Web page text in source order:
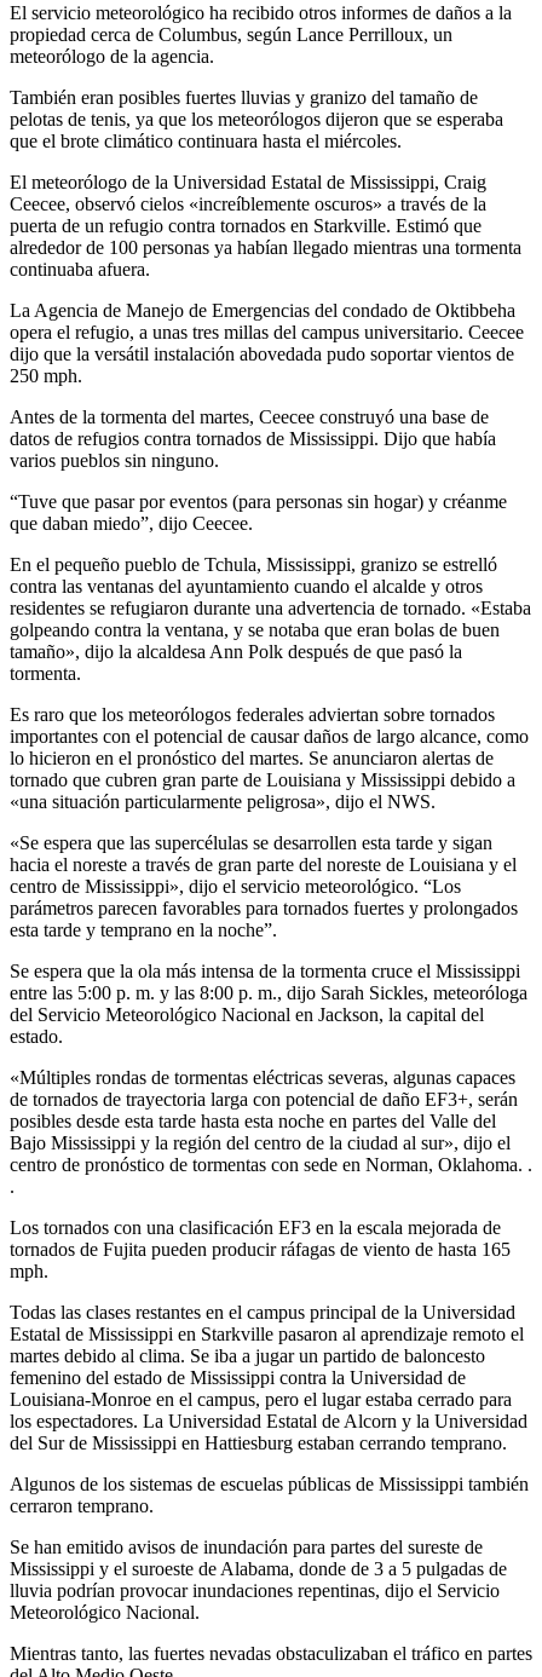
El servicio meteorológico ha recibido otros informes de daños a la
propiedad cerca de Columbus, según Lance Perrilloux, un
meteorólogo de la agencia.
También eran posibles fuertes lluvias y granizo del tamaño de
pelotas de tenis, ya que los meteorólogos dijeron que se esperaba
que el brote climático continuara hasta el miércoles.
El meteorólogo de la Universidad Estatal de Mississippi, Craig
Ceecee, observó cielos «increíblemente oscuros» a través de la
puerta de un refugio contra tornados en Starkville. Estimó que
alrededor de 100 personas ya habían llegado mientras una tormenta
continuaba afuera.
La Agencia de Manejo de Emergencias del condado de Oktibbeha
opera el refugio, a unas tres millas del campus universitario. Ceecee
dijo que la versátil instalación abovedada pudo soportar vientos de
250 mph.
Antes de la tormenta del martes, Ceecee construyó una base de
datos de refugios contra tornados de Mississippi. Dijo que había
varios pueblos sin ninguno.
“Tuve que pasar por eventos (para personas sin hogar) y créanme
que daban miedo”, dijo Ceecee.
En el pequeño pueblo de Tchula, Mississippi, granizo se estrelló
contra las ventanas del ayuntamiento cuando el alcalde y otros
residentes se refugiaron durante una advertencia de tornado. «Estaba
golpeando contra la ventana, y se notaba que eran bolas de buen
tamaño», dijo la alcaldesa Ann Polk después de que pasó la
tormenta.
Es raro que los meteorólogos federales adviertan sobre tornados
importantes con el potencial de causar daños de largo alcance, como
lo hicieron en el pronóstico del martes. Se anunciaron alertas de
tornado que cubren gran parte de Louisiana y Mississippi debido a
«una situación particularmente peligrosa», dijo el NWS.
«Se espera que las supercélulas se desarrollen esta tarde y sigan
hacia el noreste a través de gran parte del noreste de Louisiana y el
centro de Mississippi», dijo el servicio meteorológico. “Los
parámetros parecen favorables para tornados fuertes y prolongados
esta tarde y temprano en la noche”.
Se espera que la ola más intensa de la tormenta cruce el Mississippi
entre las 5:00 p. m. y las 8:00 p. m., dijo Sarah Sickles, meteoróloga
del Servicio Meteorológico Nacional en Jackson, la capital del
estado.
«Múltiples rondas de tormentas eléctricas severas, algunas capaces
de tornados de trayectoria larga con potencial de daño EF3+, serán
posibles desde esta tarde hasta esta noche en partes del Valle del
Bajo Mississippi y la región del centro de la ciudad al sur», dijo el
centro de pronóstico de tormentas con sede en Norman, Oklahoma. .
.
Los tornados con una clasificación EF3 en la escala mejorada de
tornados de Fujita pueden producir ráfagas de viento de hasta 165
mph.
Todas las clases restantes en el campus principal de la Universidad
Estatal de Mississippi en Starkville pasaron al aprendizaje remoto el
martes debido al clima. Se iba a jugar un partido de baloncesto
femenino del estado de Mississippi contra la Universidad de
Louisiana-Monroe en el campus, pero el lugar estaba cerrado para
los espectadores. La Universidad Estatal de Alcorn y la Universidad
del Sur de Mississippi en Hattiesburg estaban cerrando temprano.
Algunos de los sistemas de escuelas públicas de Mississippi también
cerraron temprano.
Se han emitido avisos de inundación para partes del sureste de
Mississippi y el suroeste de Alabama, donde de 3 a 5 pulgadas de
lluvia podrían provocar inundaciones repentinas, dijo el Servicio
Meteorológico Nacional.
Mientras tanto, las fuertes nevadas obstaculizaban el tráfico en partes